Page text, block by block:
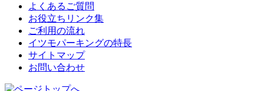
よくあるご質問
お役立ちリンク集
ご利用の流れ
イツモパーキングの特長
サイトマップ
お問い合わせ